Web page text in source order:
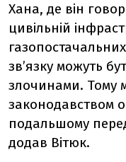
Хана, де він
цивільній
зв’язку можуть
злочинами.
законодавством
подальшому
додав Вітюк.